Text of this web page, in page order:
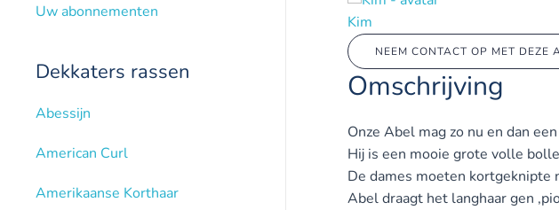
Kim
NEEM CONTACT OP MET DEZE
Omschrijving
Onze Abel mag zo nu en dan
Hij is een mooie grote volle
De dames moeten kortgeknipte
Abel draagt het langhaar gen
Uw abonnementen
Dekkaters rassen
Abessijn
American Curl
Amerikaanse Korthaar